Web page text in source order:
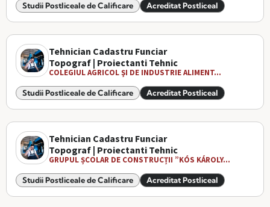
Studii Postliceale de Calificare Acreditat Postliceal
Tehnician Cadastru Funciar
Topograf | Proiectanti Tehnic
COLEGIUL AGRICOL ŞI DE INDUSTRIE ALIMENT...
Studii Postliceale de Calificare Acreditat Postliceal
Tehnician Cadastru Funciar
Topograf | Proiectanti Tehnic
GRUPUL ȘCOLAR DE CONSTRUCȚII ”KÓS KÁROLY...
Studii Postliceale de Calificare Acreditat Postliceal